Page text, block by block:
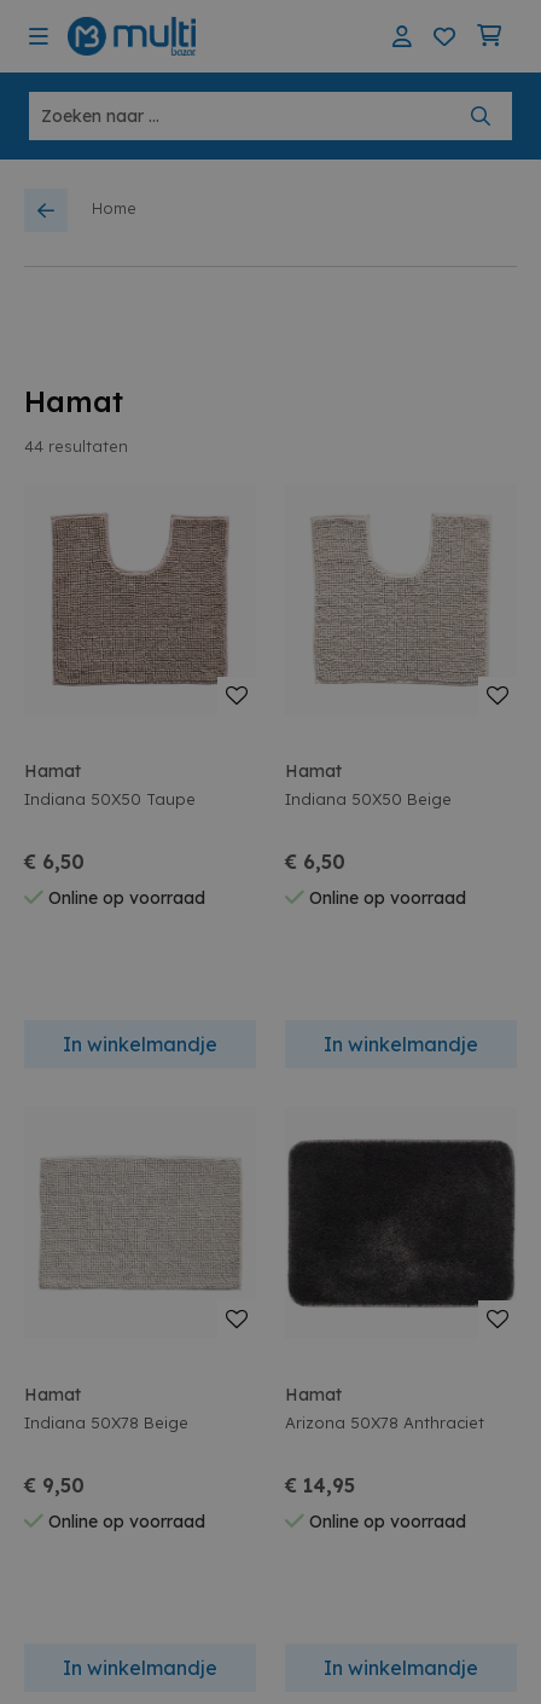
Home
Hamat
44 resultaten
Hamat
Indiana 50X50 Taupe
€ 6,50
Online op voorraad
In winkelmandje
Hamat
Indiana 50X50 Beige
€ 6,50
Online op voorraad
In winkelmandje
Hamat
Indiana 50X78 Beige
€ 9,50
Online op voorraad
In winkelmandje
Hamat
Arizona 50X78 Anthraciet
€ 14,95
Online op voorraad
In winkelmandje